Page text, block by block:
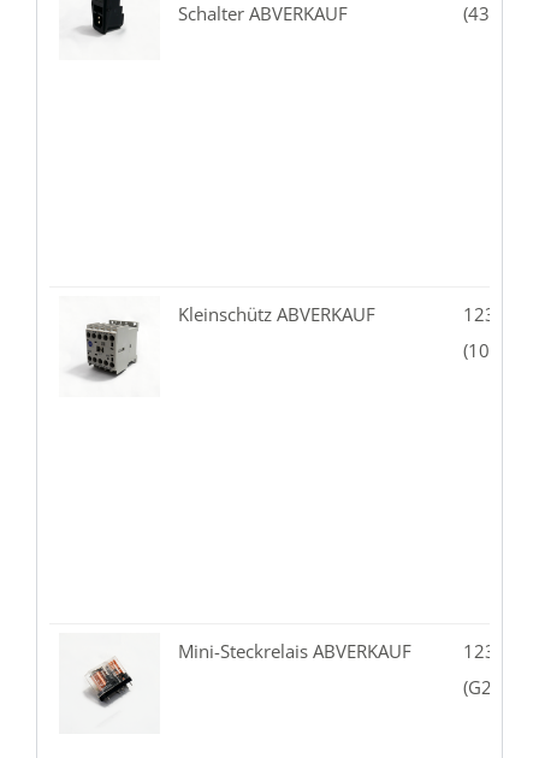
Schalter ABVERKAUF
Kleinschütz ABVERKAUF
123.10-
(100-
Mini-Steckrelais ABVERKAUF
123.10-
(G2R-2-